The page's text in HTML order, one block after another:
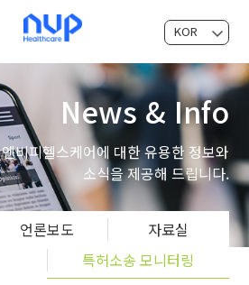
KOR
News & Info
엔비피헬스케어에 대한 유용한 정보와
소식을 제공해 드립니다.
언론보도
자료실
특허소송 모니터링